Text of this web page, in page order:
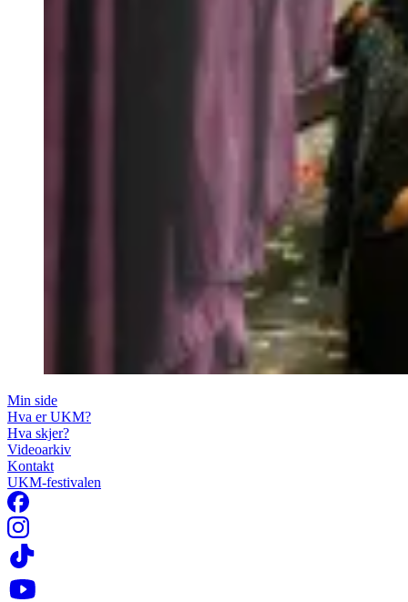
Min side
Hva er UKM?
Hva skjer?
Videoarkiv
Kontakt
UKM-festivalen